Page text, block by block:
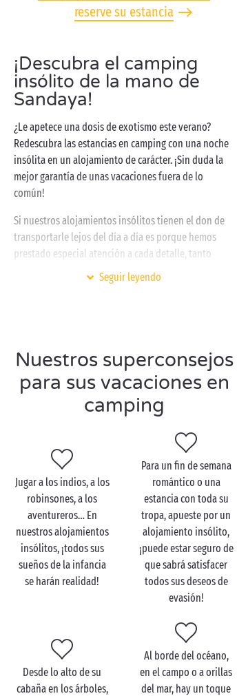
reserve su estancia
¡Descubra el camping
insólito de la mano de
Sandaya!
¿Le apetece una dosis de exotismo este verano?
Redescubra las estancias en camping con una noche
insólita en un alojamiento de carácter. ¡Sin duda la
mejor garantía de unas vacaciones fuera de lo
común!
Si nuestros alojamientos insólitos tienen el don de
transportarle lejos del día a día es porque hemos
prestado especial atención a cada detalle, tanto
dentro como fuera. Con sus aires bohemios, nuestras
son tan acogedoras y cómodas como los
confort digno de un alojamiento de lujo. ¡Todo ello
naturaleza
Para hacer realidad sus sueños de la infancia,
¡regálese una estancia distinta a cualquier otra al
apostar por el camping en modo insólito de Sandaya!
Y, para darle una bonita sorpresa a su pareja,
decántese por el
, ¡la modalidad de camping
que conjuga lujo con autenticidad!
Seguir leyendo
Nuestros superconsejos
para sus vacaciones en
camping
Jugar a los indios, a los
robinsones, a los
aventureros… En
nuestros alojamientos
insólitos, ¡todos sus
sueños de la infancia
se harán realidad!
Para un fin de semana
romántico o una
estancia con toda su
tropa, apueste por un
alojamiento insólito,
¡puede estar seguro de
que sabrá satisfacer
todos sus deseos de
evasión!
Desde lo alto de su
cabaña en los árboles,
Al borde del océano,
en el campo o a orillas
del mar, hay un toque